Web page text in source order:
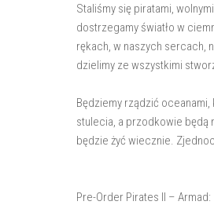
Staliśmy się piratami,
dostrzegamy światło w
rękach, w naszych sercach,
dzielimy ze wszystkimi
Będziemy rządzić
stulecia, a przodkowie będą
będzie żyć wiecznie.
Pre-Order Pirates II – Armad: